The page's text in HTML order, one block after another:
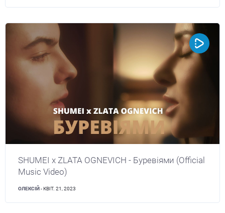
SHUMEI x ZLATA OGNEVICH - Буревіями (Official
Music Video)
ОЛЕКСІЙ - КВІТ. 21, 2023